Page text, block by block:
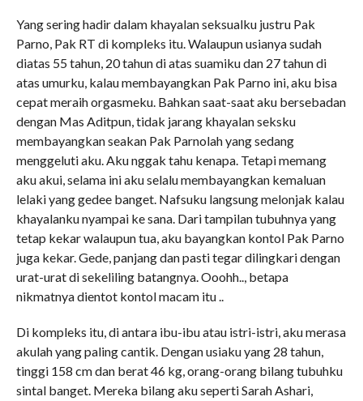
Yang sering hadir dalam khayalan seksualku justru Pak
Parno, Pak RT di kompleks itu. Walaupun usianya sudah
diatas 55 tahun, 20 tahun di atas suamiku dan 27 tahun di
atas umurku, kalau membayangkan Pak Parno ini, aku bisa
cepat meraih orgasmeku. Bahkan saat-saat aku bersebadan
dengan Mas Aditpun, tidak jarang khayalan seksku
membayangkan seakan Pak Parnolah yang sedang
menggeluti aku. Aku nggak tahu kenapa. Tetapi memang
aku akui, selama ini aku selalu membayangkan kemaluan
lelaki yang gedee banget. Nafsuku langsung melonjak kalau
khayalanku nyampai ke sana. Dari tampilan tubuhnya yang
tetap kekar walaupun tua, aku bayangkan kontol Pak Parno
juga kekar. Gede, panjang dan pasti tegar dilingkari dengan
urat-urat di sekeliling batangnya. Ooohh.., betapa
nikmatnya dientot kontol macam itu ..
Di kompleks itu, di antara ibu-ibu atau istri-istri, aku merasa
akulah yang paling cantik. Dengan usiaku yang 28 tahun,
tinggi 158 cm dan berat 46 kg, orang-orang bilang tubuhku
sintal banget. Mereka bilang aku seperti Sarah Ashari,